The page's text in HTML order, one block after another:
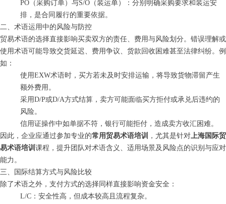
PO（采购订单）与S/O（装运单）：分别明确采购要求和装运安
排，是合同履行的重要依据。
二、术语运用中的风险与防控
贸易术语的选择直接影响买卖双方的责任、费用与风险划分。错误理解或
使用术语可能导致交货延迟、费用争议、货款回收困难甚至法律纠纷。例
如：
使用EXW术语时，买方若未及时安排运输，将导致货物滞留产生
额外费用。
采用D/P或D/A方式结算，卖方可能面临买方拒付或承兑后违约的
风险。
信用证操作中如单据不符，银行可能拒付，造成卖方收汇困难。
因此，企业应通过参加专业的常用贸易术语培训 ，尤其是针对上海国际贸
易术语培训 课程，提升团队对术语含义、适用场景及风险点的识别与应对
能力。
三、国际结算方式与风险比较
除了术语之外，支付方式的选择同样直接影响资金安全：
L/C：安全性高，但成本较高且流程复杂。